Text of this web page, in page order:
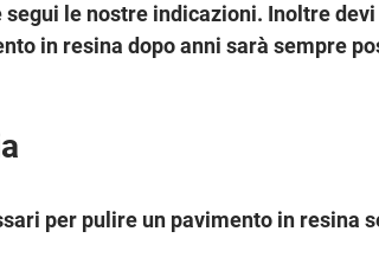
le nostre indicazioni. Inoltre
in resina dopo anni sarà sempre
per pulire un pavimento in resina